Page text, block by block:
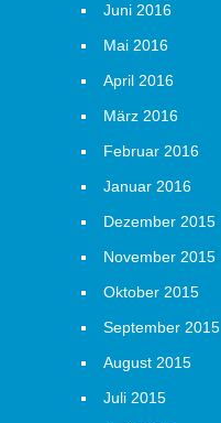
Juni 2016
Mai 2016
April 2016
März 2016
Februar 2016
Januar 2016
Dezember 2015
November 2015
Oktober 2015
September 2015
August 2015
Juli 2015